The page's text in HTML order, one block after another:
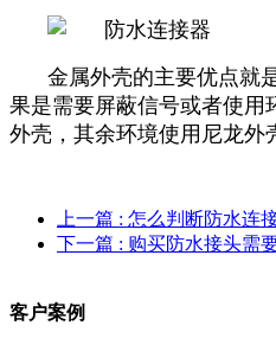
金属外壳的主要优点就
果是需要屏蔽信号或者使用
外壳，其余环境使用尼龙外
上一篇 : 怎么判断防水连
下一篇 : 购买防水接头需
客户案例